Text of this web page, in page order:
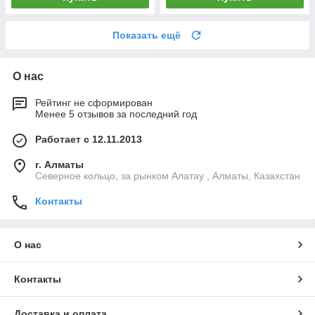
Показать ещё
О нас
Рейтинг не сформирован
Менее 5 отзывов за последний год
Работает с 12.11.2013
г. Алматы
Северное кольцо, за рынком Алатау , Алматы, Казахстан
Контакты
О нас
Контакты